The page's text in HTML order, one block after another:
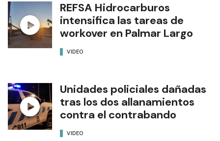
REFSA Hidrocarburos
intensifica las tareas de
workover en Palmar Largo
VIDEO
Unidades policiales dañadas
tras los dos allanamientos
contra el contrabando
VIDEO